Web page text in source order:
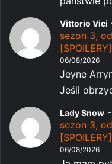
Vittorio Vici
sezon 3,
[SPOILERY]
06/08/2026
Jeyne
Jeśli
Lady Snow -
sezon 3,
[SPOILERY]
06/08/2026